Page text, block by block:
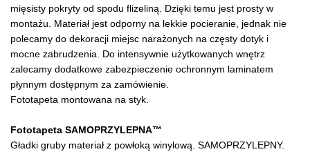
mięsisty pokryty od spodu flizeliną. Dzięki temu jest prosty w
montażu. Materiał jest odporny na lekkie pocieranie, jednak nie
polecamy do dekoracji miejsc narażonych na częsty dotyk i
mocne zabrudzenia. Do intensywnie użytkowanych wnętrz
zalecamy dodatkowe zabezpieczenie ochronnym laminatem
płynnym dostępnym za zamówienie.
Fototapeta montowana na styk.
Fototapeta SAMOPRZYLEPNA™
Gładki gruby materiał z powłoką winylową. SAMOPRZYLEPNY.